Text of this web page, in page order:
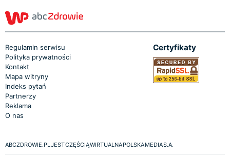
Regulamin serwisu
Polityka prywatności
Kontakt
Mapa witryny
Indeks pytań
Partnerzy
Reklama
O nas
Certyfikaty
ABCZDROWIE.PL JEST CZĘŚCIĄ WIRTUALNA POLSKA MEDIA S.A.